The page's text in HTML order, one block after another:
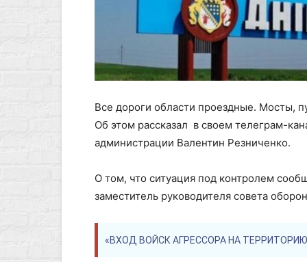
Все дороги области проездные. Мосты,
Об этом рассказал в своем телеграм-
администрации Валентин Резниченко.
О том, что ситуация под контролем
заместитель руководителя совета
«ВХОД ВОЙСК АГРЕССОРА НА